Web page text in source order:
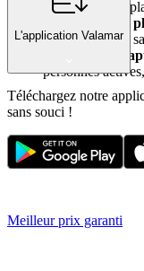
type de plage
:
longueur de la
entrée en mer :
la plage est
personnes
L'application Valamar
Téléchargez notre
sans souci !
Meilleur prix garanti